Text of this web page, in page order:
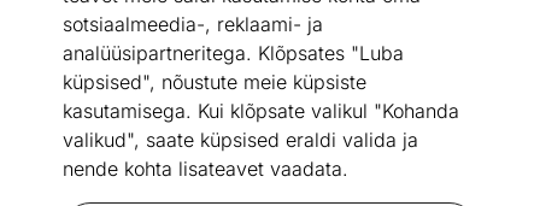
sotsiaalmeedia-, reklaami- ja
analüüsipartneritega. Klõpsates "Luba
küpsised", nõustute meie küpsiste
kasutamisega. Kui klõpsate valikul "Kohanda
valikud", saate küpsised eraldi valida ja
nende kohta lisateavet vaadata.